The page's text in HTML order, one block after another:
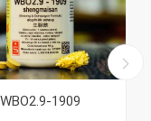
WBO2.9-1909